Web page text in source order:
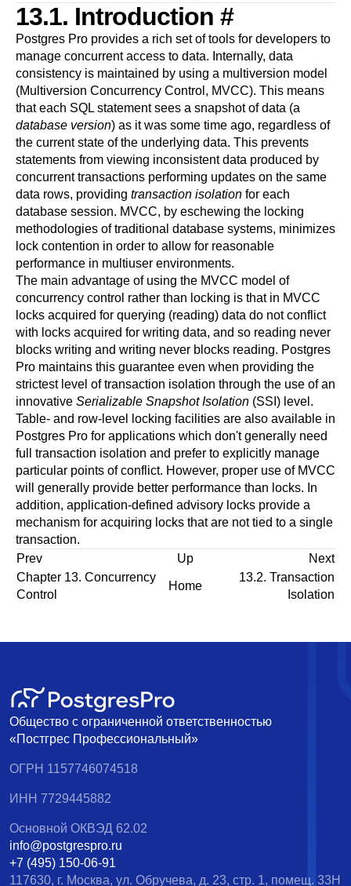
13.1. Introduction #
Postgres Pro provides a rich set of tools for developers to
manage concurrent access to data. Internally, data
consistency is maintained by using a multiversion model
(Multiversion Concurrency Control, MVCC). This means
that each SQL statement sees a snapshot of data (a
database version) as it was some time ago, regardless of
the current state of the underlying data. This prevents
statements from viewing inconsistent data produced by
concurrent transactions performing updates on the same
data rows, providing transaction isolation for each
database session. MVCC, by eschewing the locking
methodologies of traditional database systems, minimizes
lock contention in order to allow for reasonable
performance in multiuser environments.
The main advantage of using the MVCC model of
concurrency control rather than locking is that in MVCC
locks acquired for querying (reading) data do not conflict
with locks acquired for writing data, and so reading never
blocks writing and writing never blocks reading. Postgres
Pro maintains this guarantee even when providing the
strictest level of transaction isolation through the use of an
innovative Serializable Snapshot Isolation (SSI ) level.
Table- and row-level locking facilities are also available in
Postgres Pro for applications which don't generally need
full transaction isolation and prefer to explicitly manage
particular points of conflict. However, proper use of MVCC
will generally provide better performance than locks. In
addition, application-defined advisory locks provide a
mechanism for acquiring locks that are not tied to a single
transaction.
Prev
Up
Next
Chapter 13. Concurrency
Control
Home
13.2. Transaction
Isolation
Общество с ограниченной ответственностью
«Постгрес Профессиональный»
ОГРН 1157746074518
ИНН 7729445882
Основной ОКВЭД 62.02
info@postgrespro.ru
+7 (495) 150-06-91
117630, г. Москва, ул. Обручева, д. 23, стр. 1, помещ. 33Н